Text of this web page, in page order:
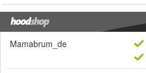
Mamabrum_de